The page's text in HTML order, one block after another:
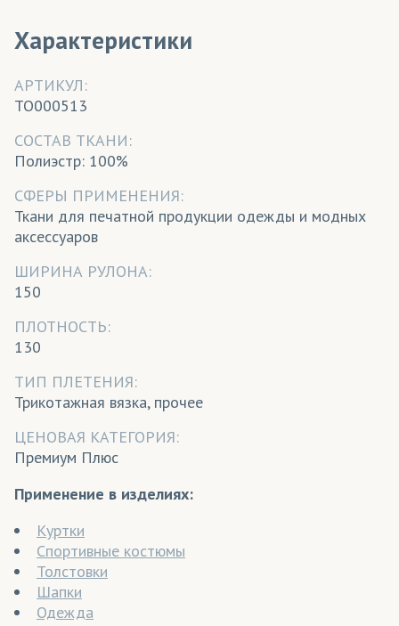
Характеристики
АРТИКУЛ:
TO000513
CОСТАВ ТКАНИ:
Полиэстр: 100%
СФЕРЫ ПРИМЕНЕНИЯ:
Ткани для печатной продукции одежды и модных
аксессуаров
ШИРИНА РУЛОНА:
150
ПЛОТНОСТЬ:
130
ТИП ПЛЕТЕНИЯ:
Трикотажная вязка, прочее
ЦЕНОВАЯ КАТЕГОРИЯ:
Премиум Плюс
Применение в изделиях:
Куртки
Спортивные костюмы
Толстовки
Шапки
Одежда